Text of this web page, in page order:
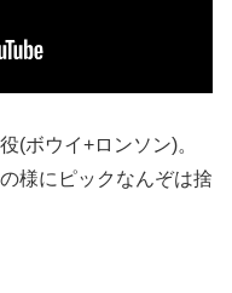
(ボウイ+ロンソン)。
様にピックなんぞは捨